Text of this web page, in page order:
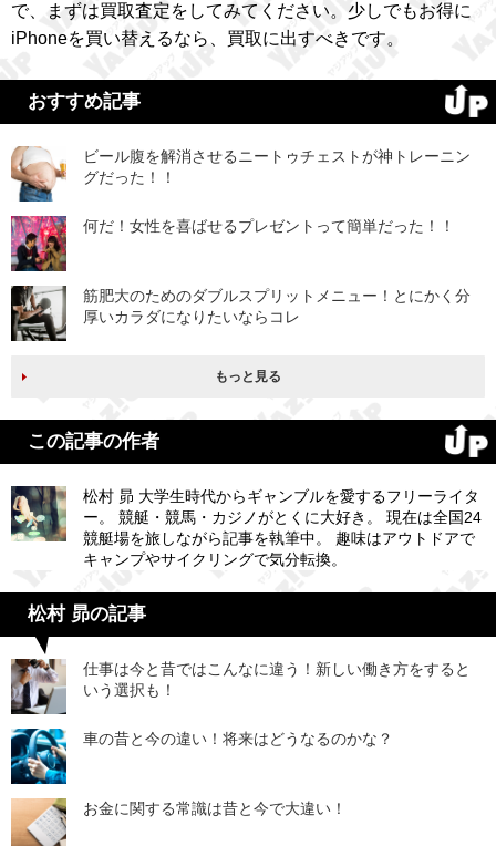
で、まずは買取査定をしてみてください。少しでもお得に
iPhoneを買い替えるなら、買取に出すべきです。
おすすめ記事
ビール腹を解消させるニートゥチェストが神トレーニン
グだった！！
何だ！女性を喜ばせるプレゼントって簡単だった！！
筋肥大のためのダブルスプリットメニュー！とにかく分
厚いカラダになりたいならコレ
もっと見る
この記事の作者
松村 昴 大学生時代からギャンブルを愛するフリーライタ
ー。 競艇・競馬・カジノがとくに大好き。 現在は全国24
競艇場を旅しながら記事を執筆中。 趣味はアウトドアで
キャンプやサイクリングで気分転換。
松村 昴の記事
仕事は今と昔ではこんなに違う！新しい働き方をすると
いう選択も！
車の昔と今の違い！将来はどうなるのかな？
お金に関する常識は昔と今で大違い！